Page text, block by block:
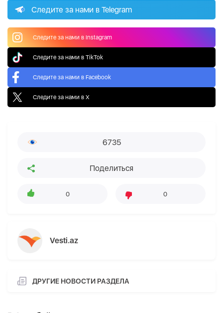
Следите за нами в Telegram
Следите за нами в Instagram
Следите за нами в TikTok
Следите за нами в Facebook
Следите за нами в X
6735
Поделиться
0 0
Vesti.az
ДРУГИЕ НОВОСТИ РАЗДЕЛА